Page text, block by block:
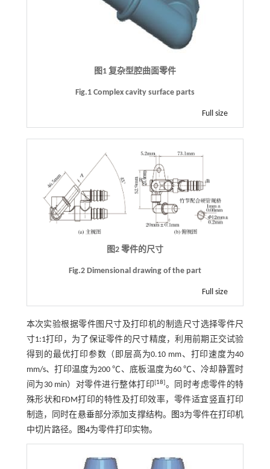
图1 复杂型腔曲面零件
Fig.1 Complex cavity surface parts
Full size
图2 零件的尺寸
Fig.2 Dimensional drawing of the part
Full size
本次实验根据零件图尺寸及打印机的制造尺寸选择零件尺
寸1:1打印，为了保证零件的尺寸精度，利用前期正交试验
得到的最优打印参数（即层高为0.10 mm、打印速度为40
mm/s、打印温度为200 ℃、底板温度为60 ℃、冷却静置时
间为30 min）对零件进行整体打印[18]。同时考虑零件的特
殊形状和FDM打印的特性及打印效率，零件适宜竖直打印
制造，同时在悬垂部分添加支撑结构。
图3为零件在打印机
中切片路径。
图4为零件打印实物。